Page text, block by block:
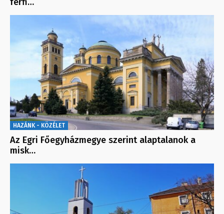
férfi…
HAZÁNK - KÖZÉLET
Az Egri Főegyházmegye szerint alaptalanok a
misk…